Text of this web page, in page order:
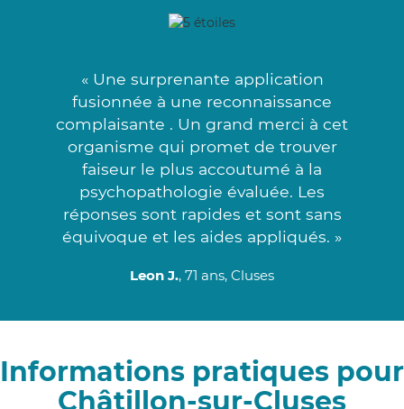
« Une surprenante application
fusionnée à une reconnaissance
complaisante . Un grand merci à cet
organisme qui promet de trouver
faiseur le plus accoutumé à la
psychopathologie évaluée. Les
réponses sont rapides et sont sans
équivoque et les aides appliqués. »
Leon J., 71 ans, Cluses
Informations pratiques pour
Châtillon-sur-Cluses